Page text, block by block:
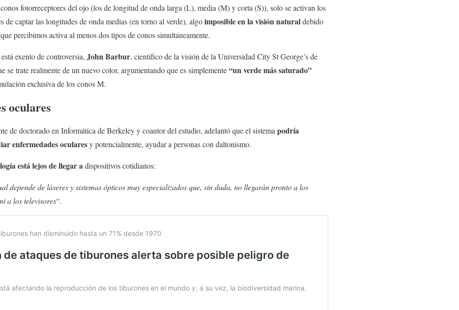
fotorreceptores del ojo (los de longitud de onda larga (L), media (M) y corta (S)), solo se activan los
de captar las longitudes de onda medias (en torno al verde), algoimposible en la visión naturaldebido
percibimos activa al menos dos tipos de conos simultáneamente.
exento de controversia, John Barbur, científico de la visión de la Universidad City St George’s de
se trate realmente de un nuevo color, argumentando que es simplemente“un verde más saturado”
exclusiva de los conos M.
oculares
de doctorado en Informática de Berkeley y coautor del estudio, adelantó que el sistema podría
enfermedades ocularesy potencialmente, ayudar a personas con daltonismo.
está lejos de llegar adispositivos cotidianos:
depende de láseres y sistemas ópticos muy especializados que, sin duda, no llegarán pronto a los
a los televisores“.